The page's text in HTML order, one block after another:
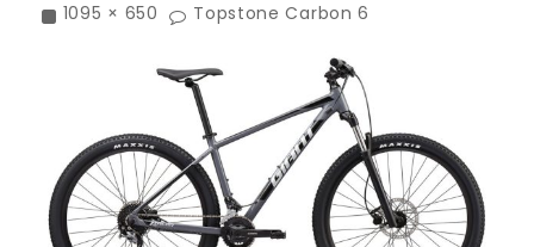
1095 × 650 Topstone Carbon 6